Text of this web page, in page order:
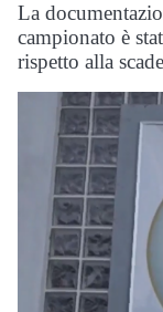
La
campionato è
rispetto alla